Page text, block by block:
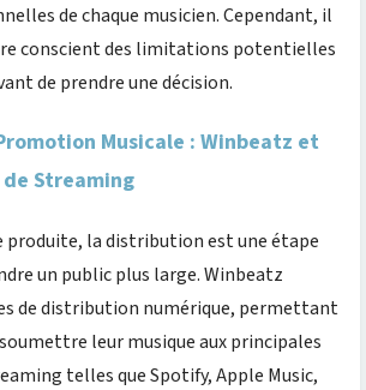
de chaque musicien. Cependant, il
conscient des limitations potentielles
de prendre une décision.
Musicale : Winbeatz et
Streaming
produite, la distribution est une étape
un public plus large. Winbeatz
de distribution numérique, permettant
leur musique aux principales
telles que Spotify, Apple Music,